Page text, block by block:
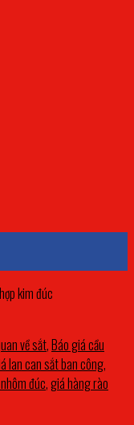
kim đúc
về sắt,Báo giá cầu
lan can sắt ban công,
đúc,giá hàng rào